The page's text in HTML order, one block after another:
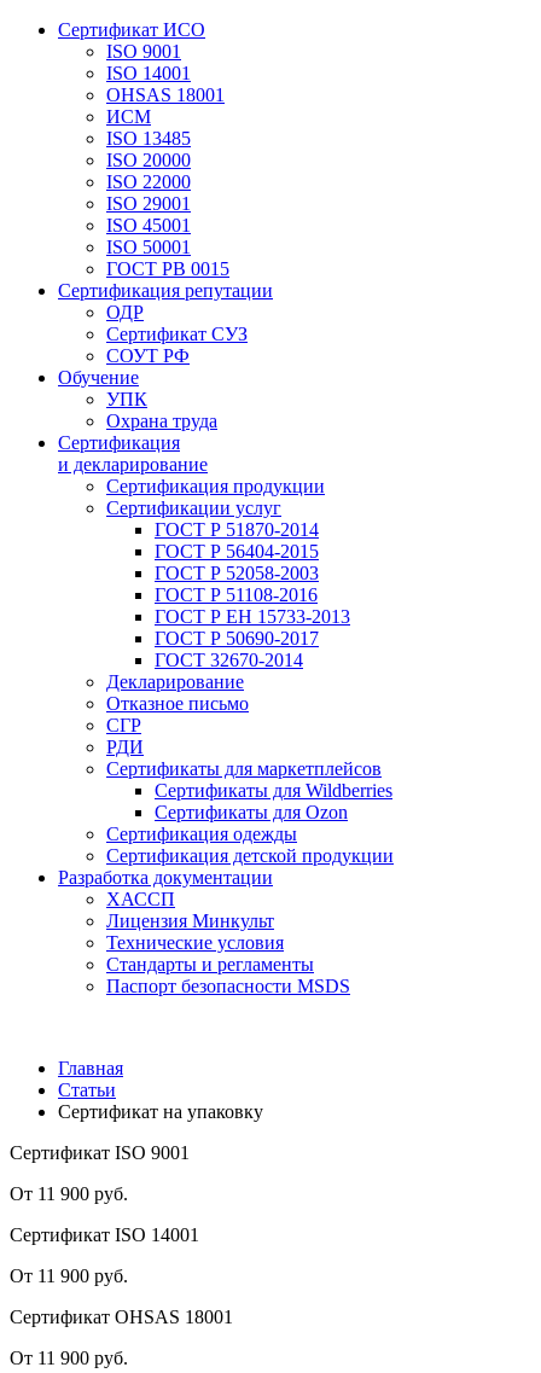
Сертификат ИСО
ISO 9001
ISO 14001
OHSAS 18001
ИСМ
ISO 13485
ISO 20000
ISO 22000
ISO 29001
ISO 45001
ISO 50001
ГОСТ РВ 0015
Сертификация репутации
ОДР
Сертификат СУЗ
СОУТ РФ
Обучение
УПК
Охрана труда
Сертификация
и декларирование
Сертификация продукции
Сертификации услуг
ГОСТ Р 51870-2014
ГОСТ Р 56404-2015
ГОСТ Р 52058-2003
ГОСТ Р 51108-2016
ГОСТ Р ЕН 15733-2013
ГОСТ Р 50690-2017
ГОСТ 32670-2014
Декларирование
Отказное письмо
СГР
РДИ
Сертификаты для маркетплейсов
Сертификаты для Wildberries
Сертификаты для Ozon
Сертификация одежды
Сертификация детской продукции
Разработка документации
ХАССП
Лицензия Минкульт
Технические условия
Стандарты и регламенты
Паспорт безопасности MSDS
Главная
Статьи
Сертификат на упаковку
Сертификат ISO 9001
От 11 900 руб.
Сертификат ISO 14001
От 11 900 руб.
Сертификат OHSAS 18001
От 11 900 руб.